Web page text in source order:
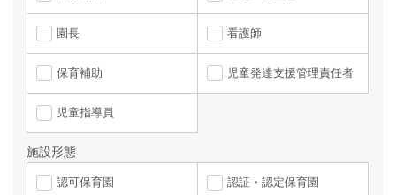
園長 看護師
保育補助 児童発達支援管理責任者
児童指導員
施設形態
認可保育園 認証・認定保育園